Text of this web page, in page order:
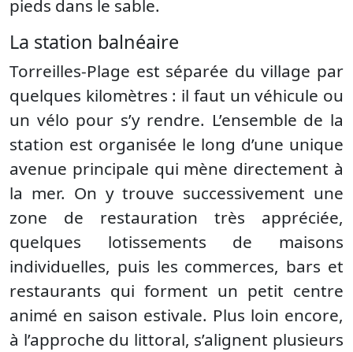
pieds dans le sable.
La station balnéaire
Torreilles-Plage est séparée du village par
quelques kilomètres : il faut un véhicule ou
un vélo pour s’y rendre. L’ensemble de la
station est organisée le long d’une unique
avenue principale qui mène directement à
la mer. On y trouve successivement une
zone de restauration très appréciée,
quelques lotissements de maisons
individuelles, puis les commerces, bars et
restaurants qui forment un petit centre
animé en saison estivale. Plus loin encore,
à l’approche du littoral, s’alignent plusieurs